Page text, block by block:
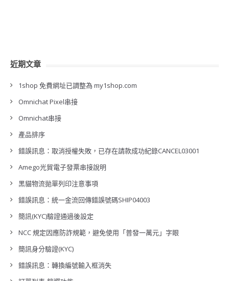
近期文章
1shop 免費網址已調整為 my1shop.com
Omnichat Pixel串接
Omnichat串接
產品排序
錯誤訊息：取消授權失敗，已存在請款成功紀錄CANCEL03001
Amego光貿電子發票串接說明
黑貓物流拋單列印注意事項
錯誤訊息：統一金流回傳錯誤號碼SHIP04003
簡訊(KYC)驗證通過後設定
NCC 規定因應防詐規範，避免使用「普發一萬元」字眼
簡訊身分驗證(KYC)
錯誤訊息：轉換編號輸入框消失